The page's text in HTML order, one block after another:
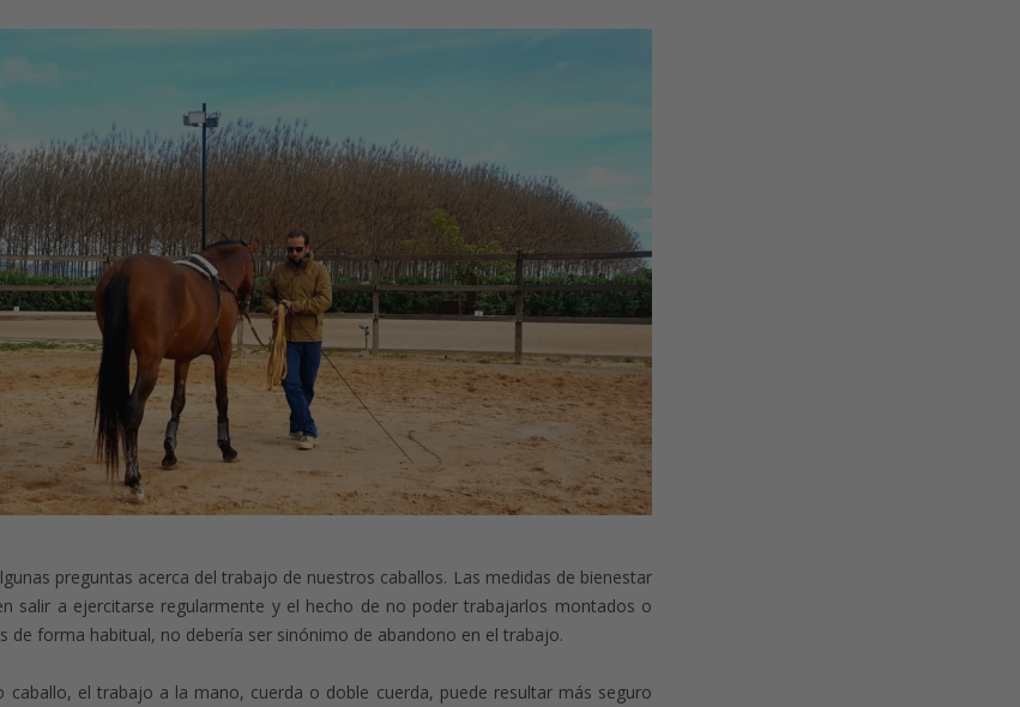
preguntas acerca del trabajo de nuestros caballos. Las medidas de bienestar
salir a ejercitarse regularmente y el hecho de no poder trabajarlos montados o
de forma habitual, no debería ser sinónimo de abandono en el trabajo.
caballo, el trabajo a la mano, cuerda o doble cuerda, puede resultar más seguro